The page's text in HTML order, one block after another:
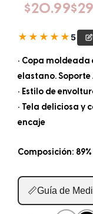
$20.99$
★ ★ ★ ★ ★ 5
• Copa
elastano.
• Estilo de
• Tela deliciosa y
encaje
Composición:
📏Guía de